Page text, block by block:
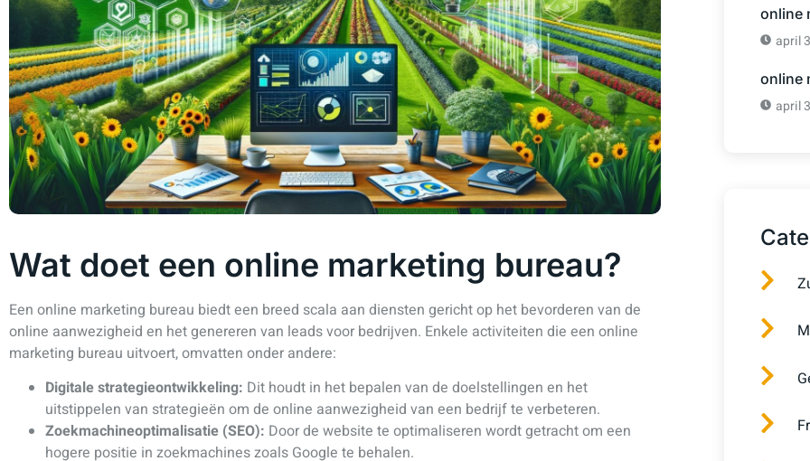
Wat doet een online marketing bureau?
Een online marketing bureau biedt een breed scala aan diensten gericht op het bevorderen van de
online aanwezigheid en het genereren van leads voor bedrijven. Enkele activiteiten die een online
marketing bureau uitvoert, omvatten onder andere:
Digitale strategieontwikkeling: Dit houdt in het bepalen van de doelstellingen en het
uitstippelen van strategieën om de online aanwezigheid van een bedrijf te verbeteren.
Zoekmachineoptimalisatie (SEO): Door de website te optimaliseren wordt getracht om een
hogere positie in zoekmachines zoals Google te behalen.
online
april
online
april